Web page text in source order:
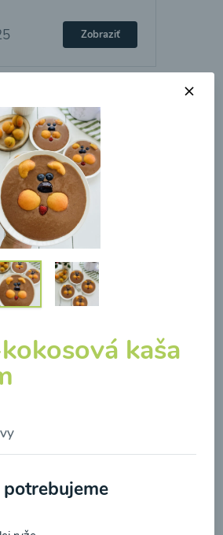
Zobraziť
polievka so
Zobraziť kaša
a akcií
na Newsletter súhlasím so